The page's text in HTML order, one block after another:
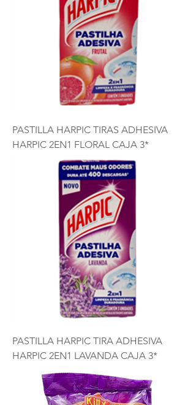
PASTILLA HARPIC TIRAS ADHESIVA
HARPIC 2EN1 FLORAL CAJA 3*
PASTILLA HARPIC TIRA ADHESIVA
HARPIC 2EN1 LAVANDA CAJA 3*